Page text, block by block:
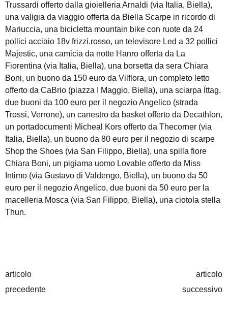
Trussardi offerto dalla gioielleria Arnaldi (via Italia, Biella),
una valigia da viaggio offerta da Biella Scarpe in ricordo di
Mariuccia, una bicicletta mountain bike con ruote da 24
pollici acciaio 18v frizzi.rosso, un televisore Led a 32 pollici
Majestic, una camicia da notte Hanro offerta da La
Fiorentina (via Italia, Biella), una borsetta da sera Chiara
Boni, un buono da 150 euro da Vilflora, un completo letto
offerto da CaBrio (piazza I Maggio, Biella), una sciarpa Ïttag,
due buoni da 100 euro per il negozio Angelico (strada
Trossi, Verrone), un canestro da basket offerto da Decathlon,
un portadocumenti Micheal Kors offerto da Thecorner (via
Italia, Biella), un buono da 80 euro per il negozio di scarpe
Shop the Shoes (via San Filippo, Biella), una spilla fiore
Chiara Boni, un pigiama uomo Lovable offerto da Miss
Intimo (via Gustavo di Valdengo, Biella), un buono da 50
euro per il negozio Angelico, due buoni da 50 euro per la
macelleria Mosca (via San Filippo, Biella), una ciotola stella
Thun.
articolo
precedente
articolo
successivo